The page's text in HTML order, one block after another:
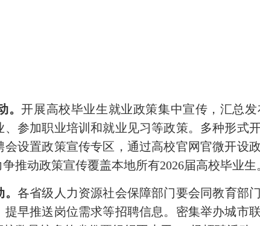
。开展高校毕业生就业政策集中宣传，汇总
参加职业培训和就业见习等政策。多种形式
设置政策宣传专区，通过高校官网官微开设
推动政策宣传覆盖本地所有2026届高校毕业生
各省级人力资源社会保障部门要会同教育部
早推送岗位需求等招聘信息。密集举办城市